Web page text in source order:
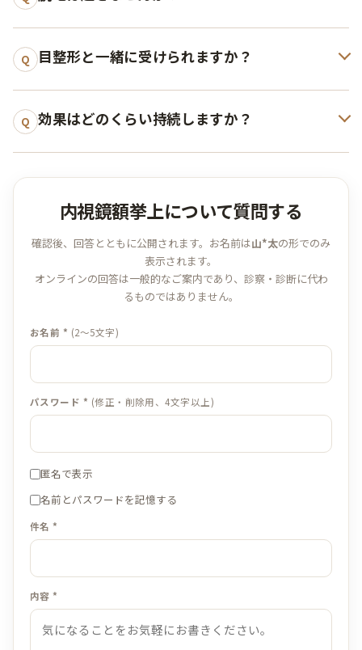
Q 目整形と一緒に受けられますか？
Q 効果はどのくらい持続しますか？
内視鏡額挙上について質問する
確認後、回答とともに公開されます。お名前は山*太の形でのみ
表示されます。
オンラインの回答は一般的なご案内であり、診察・診断に代わ
るものではありません。
お名前 * (2〜5文字)
パスワード * (修正・削除用、4文字以上)
匿名で表示
名前とパスワードを記憶する
件名 *
内容 *